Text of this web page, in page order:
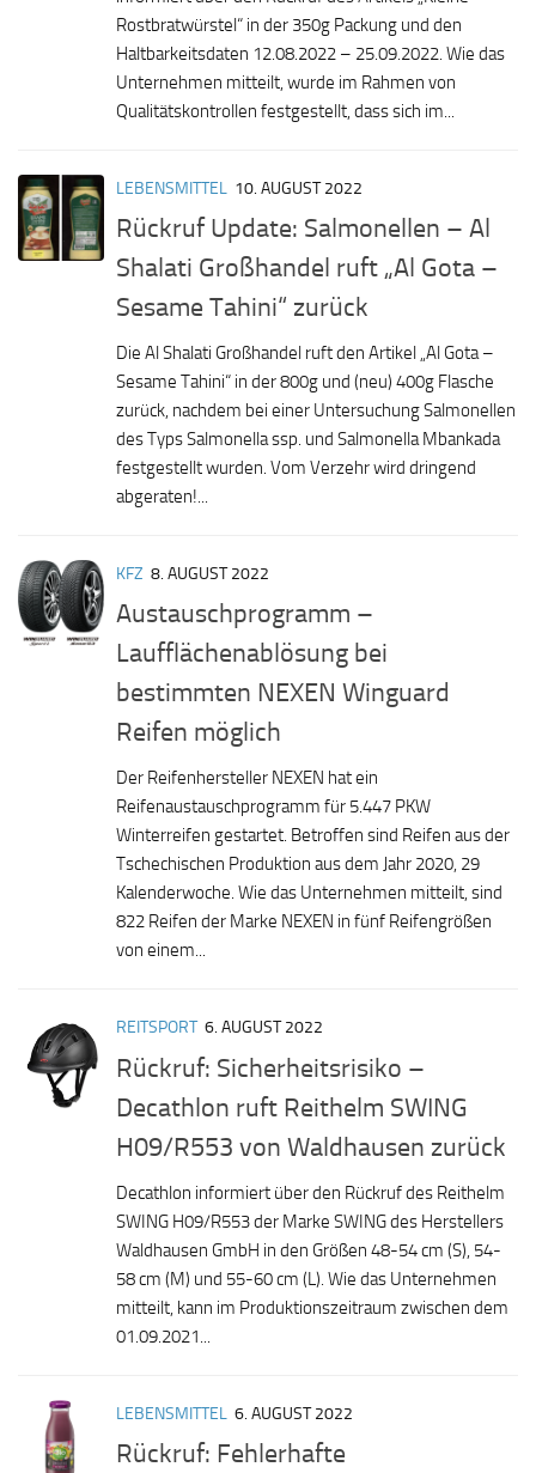
Rostbratwürstel“ in der 350g Packung und den
Haltbarkeitsdaten 12.08.2022 – 25.09.2022. Wie das
Unternehmen mitteilt, wurde im Rahmen von
Qualitätskontrollen festgestellt, dass sich im...
LEBENSMITTEL 10. AUGUST 2022
Rückruf Update: Salmonellen – Al
Shalati Großhandel ruft „Al Gota –
Sesame Tahini“ zurück
Die Al Shalati Großhandel ruft den Artikel „Al Gota –
Sesame Tahini“ in der 800g und (neu) 400g Flasche
zurück, nachdem bei einer Untersuchung Salmonellen
des Typs Salmonella ssp. und Salmonella Mbankada
festgestellt wurden. Vom Verzehr wird dringend
abgeraten!...
KFZ 8. AUGUST 2022
Austauschprogramm –
Laufflächenablösung bei
bestimmten NEXEN Winguard
Reifen möglich
Der Reifenhersteller NEXEN hat ein
Reifenaustauschprogramm für 5.447 PKW
Winterreifen gestartet. Betroffen sind Reifen aus der
Tschechischen Produktion aus dem Jahr 2020, 29
Kalenderwoche. Wie das Unternehmen mitteilt, sind
822 Reifen der Marke NEXEN in fünf Reifengrößen
von einem...
REITSPORT 6. AUGUST 2022
Rückruf: Sicherheitsrisiko –
Decathlon ruft Reithelm SWING
H09/R553 von Waldhausen zurück
Decathlon informiert über den Rückruf des Reithelm
SWING H09/R553 der Marke SWING des Herstellers
Waldhausen GmbH in den Größen 48-54 cm (S), 54-
58 cm (M) und 55-60 cm (L). Wie das Unternehmen
mitteilt, kann im Produktionszeitraum zwischen dem
01.09.2021...
LEBENSMITTEL 6. AUGUST 2022
Rückruf: Fehlerhafte